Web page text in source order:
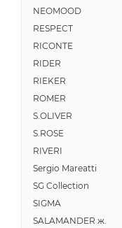
NEOMOOD
RESPECT
RICONTE
RIDER
RIEKER
ROMER
S.OLIVER
S.ROSE
RIVERI
Sergio Mareatti
SG Collection
SIGMA
SALAMANDER ж.